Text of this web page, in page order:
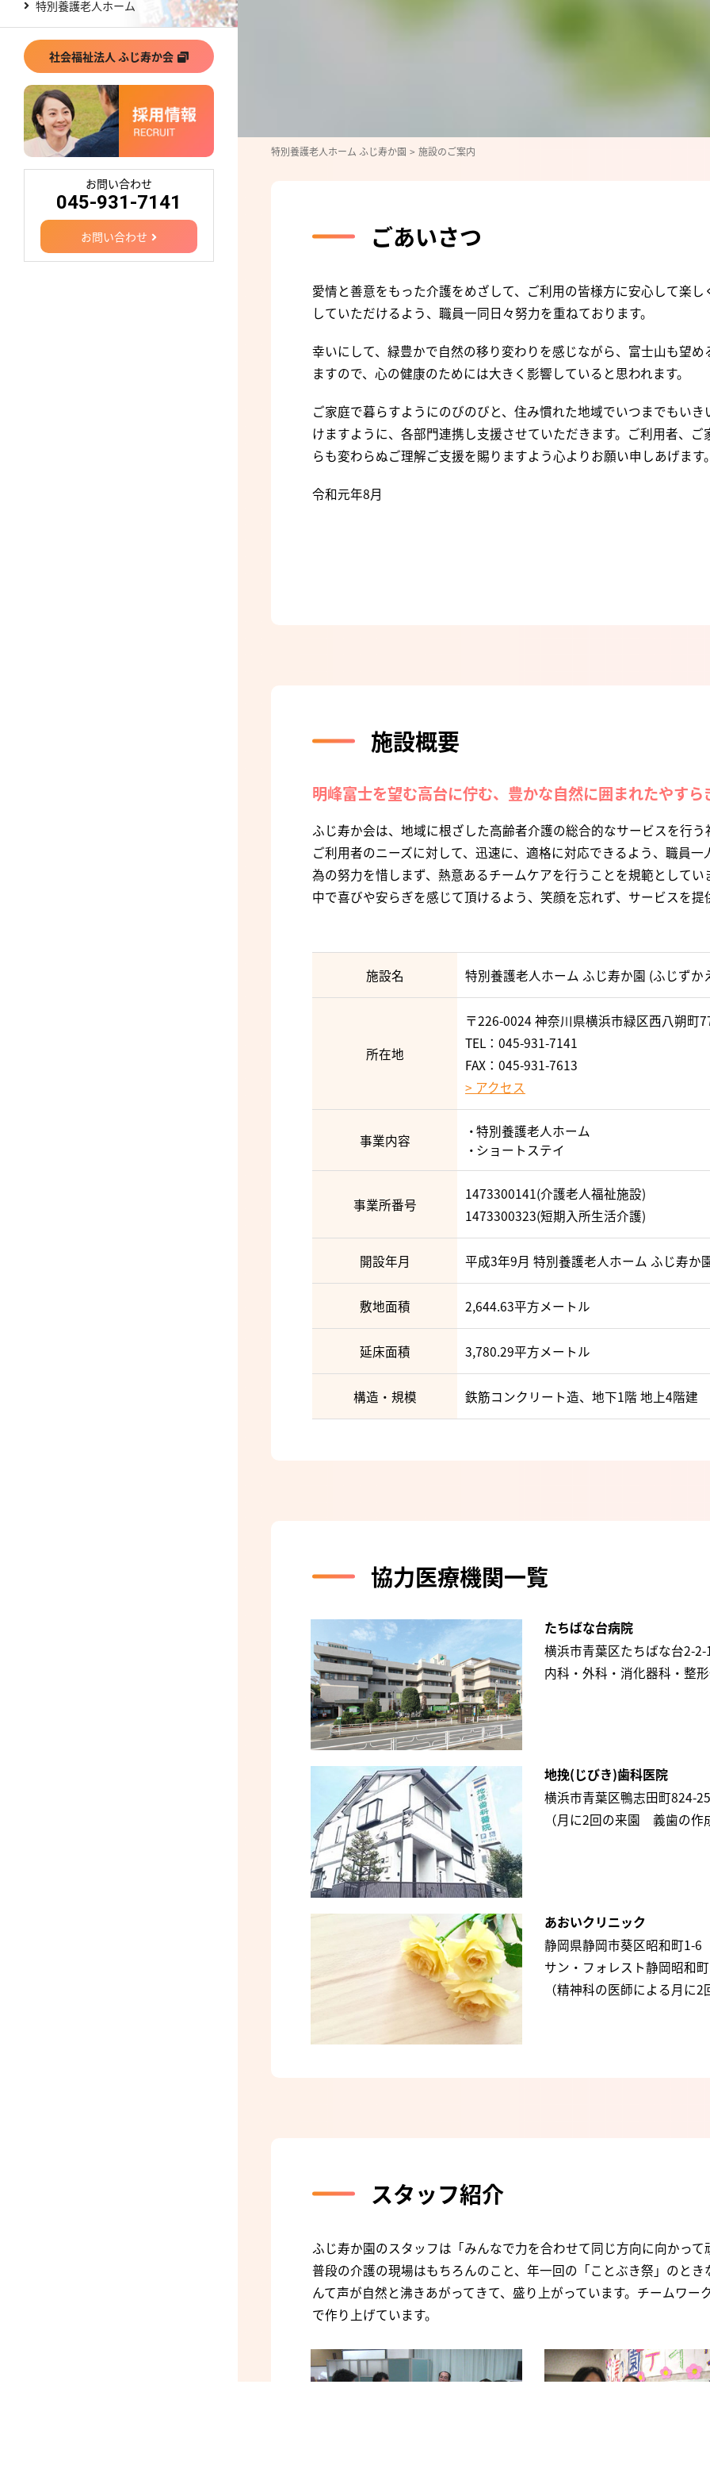
特別養護老人ホーム
社会福祉法人 ふじ寿か会
お問い合わせ
045-931-7141
お問い合わせ
特別養護老人ホーム ふじ寿か園 施設のご案内
ごあいさつ
愛情と善意をもった介護をめざして、ご利用の皆様方に安心して楽
していただけるよう、職員一同日々努力を重ねております。
幸いにして、緑豊かで自然の移り変わりを感じながら、富士山も望
ますので、心の健康のためには大きく影響していると思われます。
ご家庭で暮らすようにのびのびと、住み慣れた地域でいつまでもい
けますように、各部門連携し支援させていただきます。ご利用者、
らも変わらぬご理解ご支援を賜りますよう心よりお願い申しあげます
令和元年8月
施設概要
明峰富士を望む高台に佇む、豊かな自然に囲まれたやすら
ふじ寿か会は、地域に根ざした高齢者介護の総合的なサービスを行う
ご利用者のニーズに対して、迅速に、適格に対応できるよう、職員
為の努力を惜しまず、熱意あるチームケアを行うことを規範として
中で喜びや安らぎを感じて頂けるよう、笑顔を忘れず、サービスを提
施設名 特別養護老人ホーム ふじ寿か園 (ふじずか
所在地
〒226-0024 神奈川県横浜市緑区西八朔町
TEL： 045-931-7141
FAX：045-931-7613
> アクセス
事業内容
特別養護老人ホーム
ショートステイ
事業所番号
1473300141(介護老人福祉施設)
1473300323(短期入所生活介護)
開設年月 平成3年9月 特別養護老人ホーム ふじ寿か
敷地面積 2,644.63平方メートル
延床面積 3,780.29平方メートル
構造・規模 鉄筋コンクリート造、地下1階 地上4階建
協力医療機関一覧
たちばな台病院
横浜市青葉区たちばな台2-2-
内科・外科・消化器科・整
地挽(じびき)歯科医院
横浜市青葉区鴨志田町824-
（月に2回の来園 義歯の作
あおいクリニック
静岡県静岡市葵区昭和町1-6
サン・フォレスト静岡昭和
（精神科の医師による月に
スタッフ紹介
ふじ寿か園のスタッフは「みんなで力を合わせて同じ方向に向かっ
普段の介護の現場はもちろんのこと、年一回の「ことぶき祭」のと
んて声が自然と沸きあがってきて、盛り上がっています。チームワ
で作り上げています。